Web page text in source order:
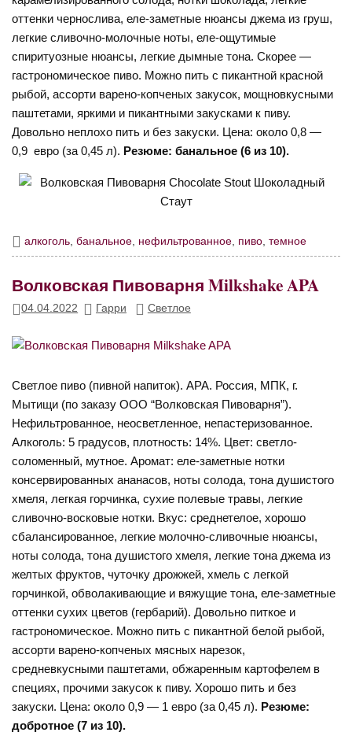
оттенки чернослива, еле-заметные нюансы джема из груш,
легкие сливочно-молочные ноты, еле-ощутимые
спиритуозные нюансы, легкие дымные тона. Скорее —
гастрономическое пиво. Можно пить с пикантной красной
рыбой, ассорти варено-копченых закусок, мощновкусными
паштетами, яркими и пикантными закусками к пиву.
Довольно неплохо пить и без закуски. Цена: около 0,8 —
0,9 евро (за 0,45 л). Резюме: банальное (6 из 10).
алкоголь ,банальное нефильтрованное пиво ,темное
Волковская Пивоварня Milkshake APA
04.04.2022 Гарри Светлое
Светлое пиво (пивной напиток). APA. Россия, МПК, г.
Мытищи (по заказу ООО “Волковская Пивоварня”).
Нефильтрованное, неосветленное, непастеризованное.
Алкоголь: 5 градусов, плотность: 14%. Цвет: светло-
соломенный, мутное. Аромат: еле-заметные нотки
консервированных ананасов, ноты солода, тона душистого
хмеля, легкая горчинка, сухие полевые травы, легкие
сливочно-восковые нотки. Вкус: среднетелое, хорошо
сбалансированное, легкие молочно-сливочные нюансы,
ноты солода, тона душистого хмеля, легкие тона джема из
желтых фруктов, чуточку дрожжей, хмель с легкой
горчинкой, обволакивающие и вяжущие тона, еле-заметные
оттенки сухих цветов (гербарий). Довольно питкое и
гастрономическое. Можно пить с пикантной белой рыбой,
ассорти варено-копченых мясных нарезок,
средневкусными паштетами, обжаренным картофелем в
специях, прочими закусок к пиву. Хорошо пить и без
закуски. Цена: около 0,9 — 1 евро (за 0,45 л). Резюме:
добротное (7 из 10).